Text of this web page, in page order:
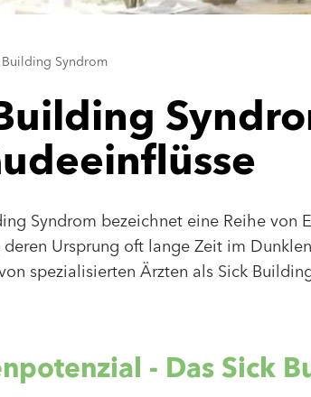
Syndrom
Syndrom bezeichnet eine Reihe
Ursprung oft lange Zeit im
spezialisierten Ärzten als Sick
- Das Sick